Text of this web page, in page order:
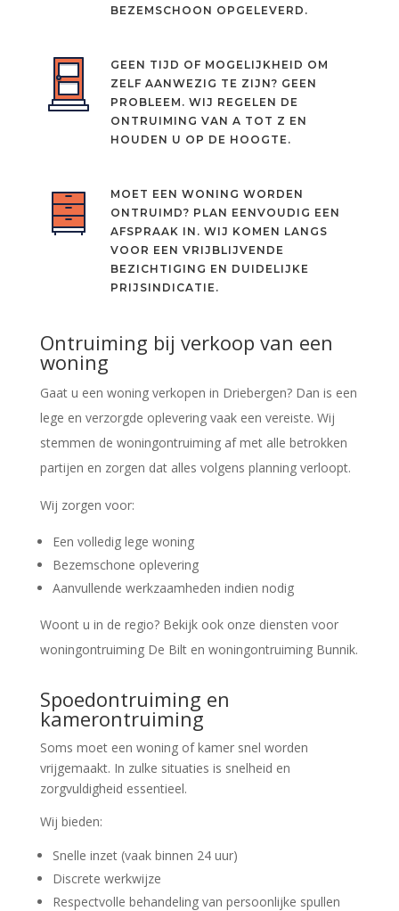
BEZEMSCHOON OPGELEVERD.
GEEN TIJD OF MOGELIJKHEID OM
ZELF AANWEZIG TE ZIJN? GEEN
PROBLEEM. WIJ REGELEN DE
ONTRUIMING VAN A TOT Z EN
HOUDEN U OP DE HOOGTE.
MOET EEN WONING WORDEN
ONTRUIMD? PLAN EENVOUDIG EEN
AFSPRAAK IN. WIJ KOMEN LANGS
VOOR EEN VRIJBLIJVENDE
BEZICHTIGING EN DUIDELIJKE
PRIJSINDICATIE.
Ontruiming bij verkoop van een
woning
Gaat u een woning verkopen in Driebergen? Dan is een
lege en verzorgde oplevering vaak een vereiste. Wij
stemmen de woningontruiming af met alle betrokken
partijen en zorgen dat alles volgens planning verloopt.
Wij zorgen voor:
Een volledig lege woning
Bezemschone oplevering
Aanvullende werkzaamheden indien nodig
Woont u in de regio? Bekijk ook onze diensten voor
woningontruiming De Bilten woningontruiming Bunnik.
Spoedontruiming en
kamerontruiming
Soms moet een woning of kamer snel worden
vrijgemaakt. In zulke situaties is snelheid en
zorgvuldigheid essentieel.
Wij bieden:
Snelle inzet (vaak binnen 24 uur)
Discrete werkwijze
Respectvolle behandeling van persoonlijke spullen